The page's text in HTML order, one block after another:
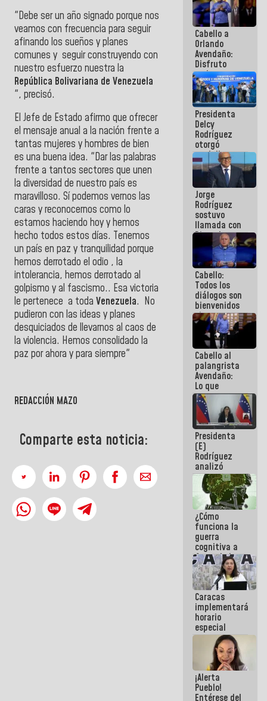
"Debe ser un año signado porque nos
veamos con frecuencia para seguir
afinando los sueños y planes
comunes y seguir construyendo con
nuestro esfuerzo nuestra la
República Bolivariana de Venezuela
", precisó.
El Jefe de Estado afirmo que ofrecer
el mensaje anual a la nación frente a
tantas mujeres y hombres de bien
es una buena idea. "Dar las palabras
frente a tantos sectores que unen
la diversidad de nuestro país es
maravilloso. Sí podemos vernos las
caras y reconocernos como lo
estamos haciendo hoy y hemos
hecho todos estos días. Tenemos
un país en paz y tranquilidad porque
hemos derrotado el odio , la
intolerancia, hemos derrotado al
golpismo y al fascismo.. Esa victoria
le pertenece a toda Venezuela. No
pudieron con las ideas y planes
desquiciados de llevarnos al caos de
la violencia. Hemos consolidado la
paz por ahora y para siempre"
REDACCIÓN MAZO
Comparte esta noticia:
Cabello a
Orlando
Avendaño:
Disfruto
cada vez
que escribes
porque lo
que haces
es
embarrarla
Presidenta
Delcy
Rodríguez
otorgó
medalla
"Héroe de
Venezuela"
a servidores
públicos
Jorge
Rodríguez
sostuvo
llamada con
Dinorah
Figuera y
acuerdan
primer
encuentro
presencial
para el
diálogo
Cabello:
Todos los
diálogos son
bienvenidos
siempre que
estén en el
marco de la
Constitución
de la
República
Cabello al
palangrista
Avendaño:
Lo que
vayas a
escribir
hazlo hoy
por que no
sabemos si
la semana
que viene
hay
programa
Presidenta
(E)
Rodríguez
analizó
junto a
gobernadores
planes de
recuperación
del Sistema
Eléctrico
Nacional
¿Cómo
funciona la
guerra
cognitiva a
favor de la
narrativa
hegemónica?
(1)
Caracas
implementará
horario
especial
para
adaptarse
al plan de
ahorro
energético
¡Alerta
Pueblo!
Entérese del